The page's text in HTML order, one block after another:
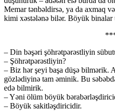
Memar tənbəldirsə, ya da axmaq
kimi xəstələnə bilər. Böyük binalar
– Din bəşəri şöhrətpərəstliyin
– Şöhrətpərəstliyin?
– Biz hər şeyi başa düşə bilmərik.
gözlədiyinə tam əminik. Bu
edə bilmirik.
– Yəni ölüm böyük
– Böyük sakitləşdiricidir.